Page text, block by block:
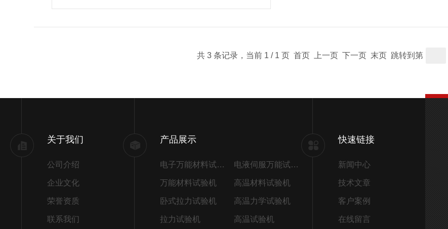
共 3 条记录，当前 1 / 1 页 首页 上一页 下一页 末页 跳转到第
关于我们
公司介绍
企业文化
荣誉资质
联系我们
产品展示
电子万能材料试验机 电液伺服万能试验机
万能材料试验机 高温材料试验机
卧式拉力试验机 高温力学试验机
拉力试验机 高温试验机
快速链接
新闻中心
技术文章
客户案例
在线留言